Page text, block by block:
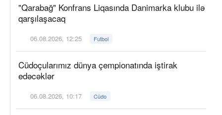
"Qarabağ" Konfrans Liqasında Danimarka klubu ilə
qarşılaşacaq
06.08.2026, 12:25 Futbol
Cüdoçularımız dünya çempionatında iştirak
edəcəklər
06.08.2026, 10:17 Cüdo